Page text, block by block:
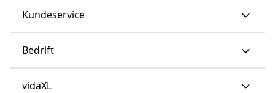
Kundeservice
Bedrift
vidaXL